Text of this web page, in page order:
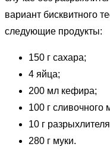
вариант бисквитного
следующие продукты:
150 г сахара;
4 яйца;
200 мл кефира;
100 г сливочного
10 г
280 г муки.